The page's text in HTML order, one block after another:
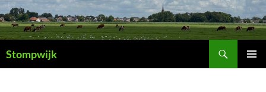
Ga
naar
de
inhoud
Stompwijk